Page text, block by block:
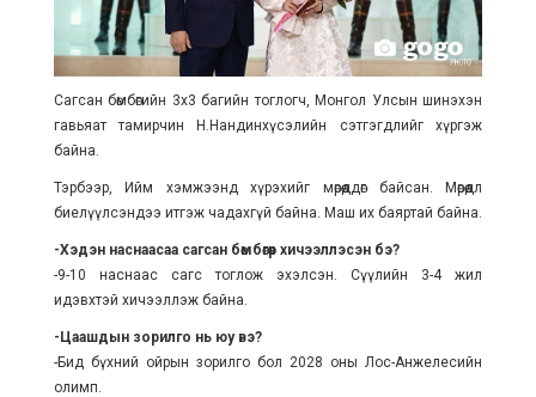
Сагсан бөмбөгийн 3х3 багийн тоглогч, Монгол Улсын шинэхэн
гавьяат тамирчин Н.Нандинхүсэлийн сэтгэгдлийг хүргэж
байна.
Тэрбээр, Ийм хэмжээнд хүрэхийг мөрөөддөг байсан. Мөрөөдлөө
биелүүлсэндээ итгэж чадахгүй байна. Маш их баяртай байна.
-Хэдэн наснаасаа сагсан бөмбөгөөр хичээллэсэн бэ?
-9-10 наснаас сагс тоглож эхэлсэн. Сүүлийн 3-4 жил
идэвхтэй хичээллэж байна.
-Цаашдын зорилго нь юу вэ?
-Бид бүхний ойрын зорилго бол 2028 оны Лос-Анжелесийн
олимп.